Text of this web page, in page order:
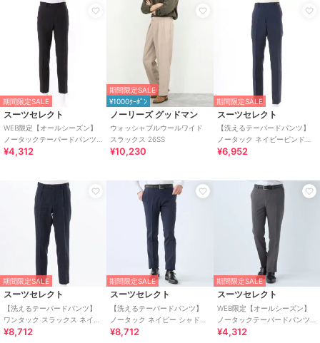
期間限定SALE
スーツセレクト
WEB限定【オールシーズン】
ノータックテーパードパンツ
スラックス ブラック無地 ウォ
¥4,312
期間限定SALE
¥1000ｸｰﾎﾟﾝ
ノーリーズ グッドマン
ウォッシャブルウールワイド
スラックス 26SS
¥10,230
期間限定SALE
スーツセレクト
【洗えるテーパードパンツ】
ノータック ネイビーピンドッ
ト柄 ストレッチ
¥6,952
期間限定SALE
スーツセレクト
【洗えるテーパードパンツ】
ワンタック スラックス ネイビ
ー無地 撥水加工 ※裾上げ済み
¥8,712
期間限定SALE
スーツセレクト
【洗えるテーパードパンツ】
ノータック ネイビー シャドー
ストライプ ストレッチ 撥水加
¥8,712
期間限定SALE
スーツセレクト
WEB限定【オールシーズン】
ノータックテーパードパンツ
スラックス グレー無地 ウォッ
¥4,312